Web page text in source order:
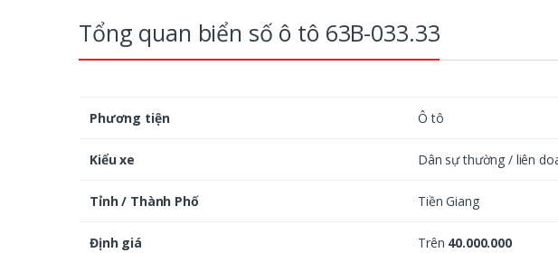
Tổng quan biển số ô tô 63B-033.33
Phương tiện Ô tô
Kiểu xe Dân sự thường / liên
Tỉnh / Thành Phố Tiền Giang
Định giá Trên 40.000.000